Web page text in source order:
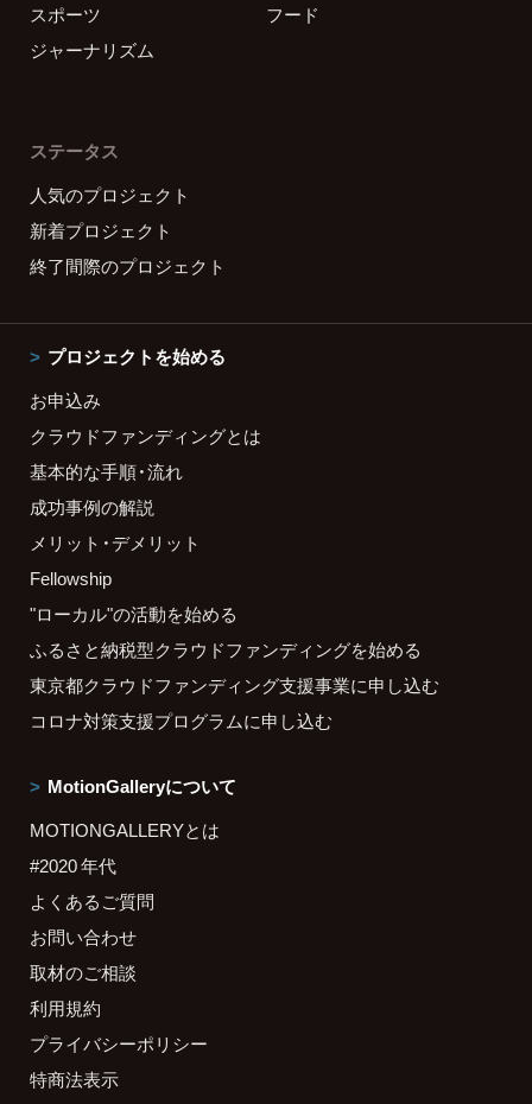
スポーツ
フード
ジャーナリズム
ステータス
人気のプロジェクト
新着プロジェクト
終了間際のプロジェクト
プロジェクトを始める
お申込み
クラウドファンディングとは
基本的な手順・流れ
成功事例の解説
メリット・デメリット
Fellowship
"ローカル"の活動を始める
ふるさと納税型クラウドファンディングを始める
東京都クラウドファンディング支援事業に申し込む
コロナ対策支援プログラムに申し込む
MotionGalleryについて
MOTIONGALLERYとは
#2020 年代
よくあるご質問
お問い合わせ
取材のご相談
利用規約
プライバシーポリシー
特商法表示